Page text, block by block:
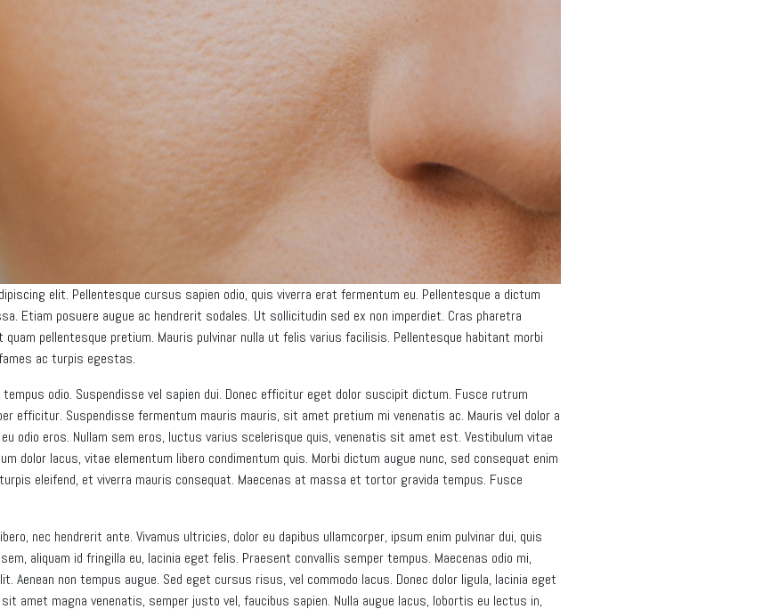
elit. Pellentesque cursus sapien odio, quis viverra erat fermentum eu. Pellentesque a dictum
Etiam posuere augue ac hendrerit sodales. Ut sollicitudin sed ex non imperdiet. Cras pharetra
pellentesque pretium. Mauris pulvinar nulla ut felis varius facilisis. Pellentesque habitant morbi
ac turpis egestas.
odio. Suspendisse vel sapien dui. Donec efficitur eget dolor suscipit dictum. Fusce rutrum
efficitur. Suspendisse fermentum mauris mauris, sit amet pretium mi venenatis ac. Mauris vel dolor a
odio eros. Nullam sem eros, luctus varius scelerisque quis, venenatis sit amet est. Vestibulum vitae
dolor lacus, vitae elementum libero condimentum quis. Morbi dictum augue nunc, sed consequat enim
eleifend, et viverra mauris consequat. Maecenas at massa et tortor gravida tempus. Fusce
nec hendrerit ante. Vivamus ultricies, dolor eu dapibus ullamcorper, ipsum enim pulvinar dui, quis
aliquam id fringilla eu, lacinia eget felis. Praesent convallis semper tempus. Maecenas odio mi,
Aenean non tempus augue. Sed eget cursus risus, vel commodo lacus. Donec dolor ligula, lacinia eget
amet magna venenatis, semper justo vel, faucibus sapien. Nulla augue lacus, lobortis eu lectus in,